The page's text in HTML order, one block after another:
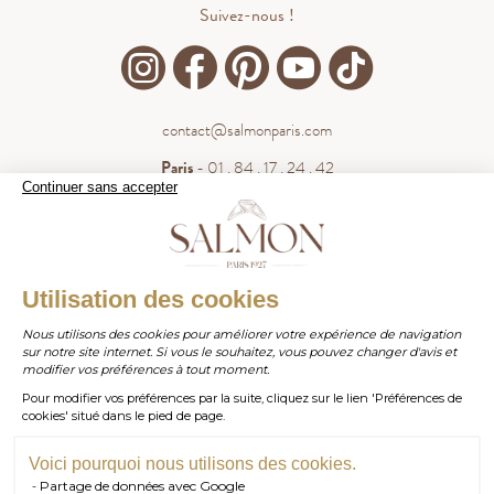
Continuer sans accepter
Utilisation des cookies
Nous utilisons des cookies pour améliorer votre expérience de navigation
sur notre site internet. Si vous le souhaitez, vous pouvez changer d'avis et
modifier vos préférences à tout moment.
Pour modifier vos préférences par la suite, cliquez sur le lien 'Préférences de
cookies' situé dans le pied de page.
Voici pourquoi nous utilisons des cookies.
Partage de données avec Google
WHATSAPP
E-MAIL contact@salmonparis.com
TÉL PARIS
Suivez-nous !
contact@salmonparis.com
Paris- 01 . 84 . 17 . 24 . 42
- 05 . 35 . 54 . 45 . 53
WhatsApp- 07 . 81 . 63 . 76 . 57